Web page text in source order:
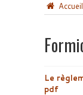
Accueil
Le
pdf